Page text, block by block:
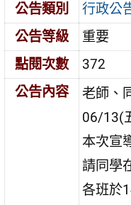
公告類別
行政公
公告等級
重要
點閱次數
372
公告內容
老師、
06/13(
本次宣
請同學
各班於